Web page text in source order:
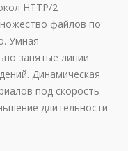
HTTP/2
файлов по
Умная
занятые линии
Динамическая
под скорость
длительности